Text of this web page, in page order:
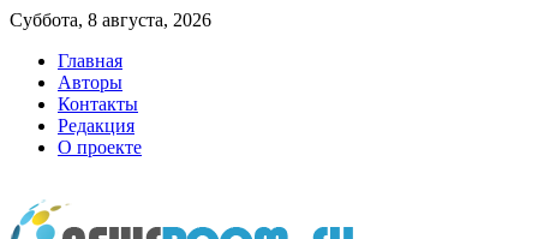
Суббота, 8 августа, 2026
Главная
Авторы
Контакты
Редакция
О проекте